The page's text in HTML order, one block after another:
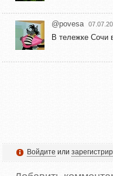
@povesa
В тележке Сочи
Войдите или